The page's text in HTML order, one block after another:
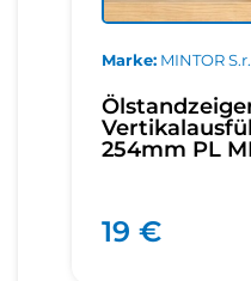
Marke MINTOR
254mm PL
19 €